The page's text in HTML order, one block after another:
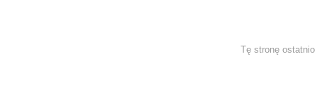
Tę stronę